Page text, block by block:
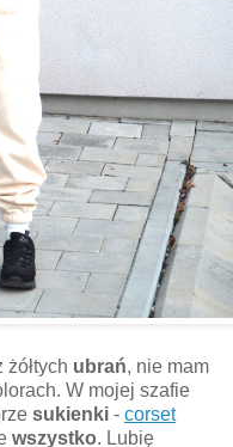
ubrań, nie mam
W mojej szafie
sukienki - corset
wszystko. Lubię